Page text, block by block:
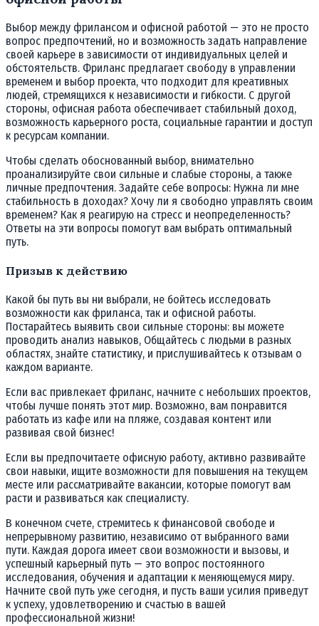
Выбор между фрилансом и офисной работой — это не просто
вопрос предпочтений, но и возможность задать направление
своей карьере в зависимости от индивидуальных целей и
обстоятельств. Фриланс предлагает свободу в управлении
временем и выбор проекта, что подходит для креативных
людей, стремящихся к независимости и гибкости. С другой
стороны, офисная работа обеспечивает стабильный доход,
возможность карьерного роста, социальные гарантии и доступ
к ресурсам компании.
Чтобы сделать обоснованный выбор, внимательно
проанализируйте свои сильные и слабые стороны, а также
личные предпочтения. Задайте себе вопросы: Нужна ли мне
стабильность в доходах? Хочу ли я свободно управлять своим
временем? Как я реагирую на стресс и неопределенность?
Ответы на эти вопросы помогут вам выбрать оптимальный
путь.
Призыв к действию
Какой бы путь вы ни выбрали, не бойтесь исследовать
возможности как фриланса, так и офисной работы.
Постарайтесь выявить свои сильные стороны: вы можете
проводить анализ навыков, Общайтесь с людьми в разных
областях, знайте статистику, и прислушивайтесь к отзывам о
каждом варианте.
Если вас привлекает фриланс, начните с небольших проектов,
чтобы лучше понять этот мир. Возможно, вам понравится
работать из кафе или на пляже, создавая контент или
развивая свой бизнес!
Если вы предпочитаете офисную работу, активно развивайте
свои навыки, ищите возможности для повышения на текущем
месте или рассматривайте вакансии, которые помогут вам
расти и развиваться как специалисту.
В конечном счете, стремитесь к финансовой свободе и
непрерывному развитию, независимо от выбранного вами
пути. Каждая дорога имеет свои возможности и вызовы, и
успешный карьерный путь — это вопрос постоянного
исследования, обучения и адаптации к меняющемуся миру.
Начните свой путь уже сегодня, и пусть ваши усилия приведут
к успеху, удовлетворению и счастью в вашей
профессиональной жизни!